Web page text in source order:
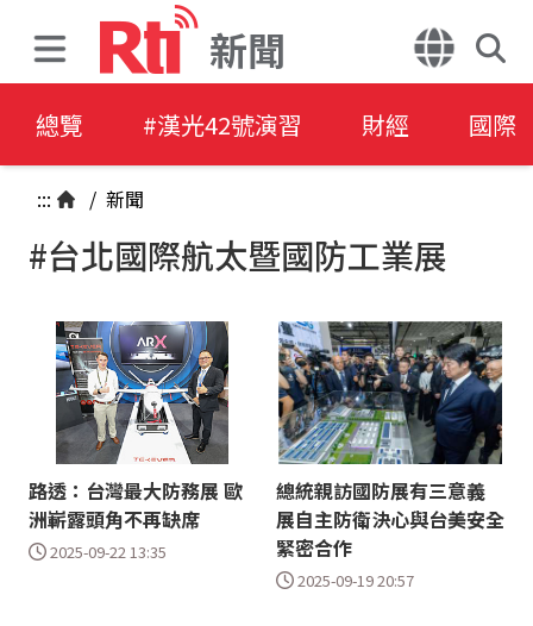
新聞
總覽 #漢光42號演習 財經 國際
::: / 新聞
#台北國際航太暨國防工業展
路透：台灣最大防務展 歐
洲嶄露頭角不再缺席
2025-09-22 13:35
總統親訪國防展有三意義
展自主防衛決心與台美安全
緊密合作
2025-09-19 20:57